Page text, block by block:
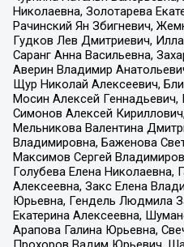
Николаевна, Золотарева
Рачинский Ян Збигневич,
Гудков Лев Дмитриевич,
Саранг Анна Васильевна,
Аверин Владимир
Щур Николай Алексеевич,
Мосин Алексей Геннадьевич,
Симонов Алексей
Мельникова Валентина
Владимировна, Баженова
Максимов Сергей
Голубева Елена Николаевна,
Алексеевна, Закс Елена
Юрьевна, Гендель Людмила
Екатерина Алексеевна,
Арапова Галина Юрьевна,